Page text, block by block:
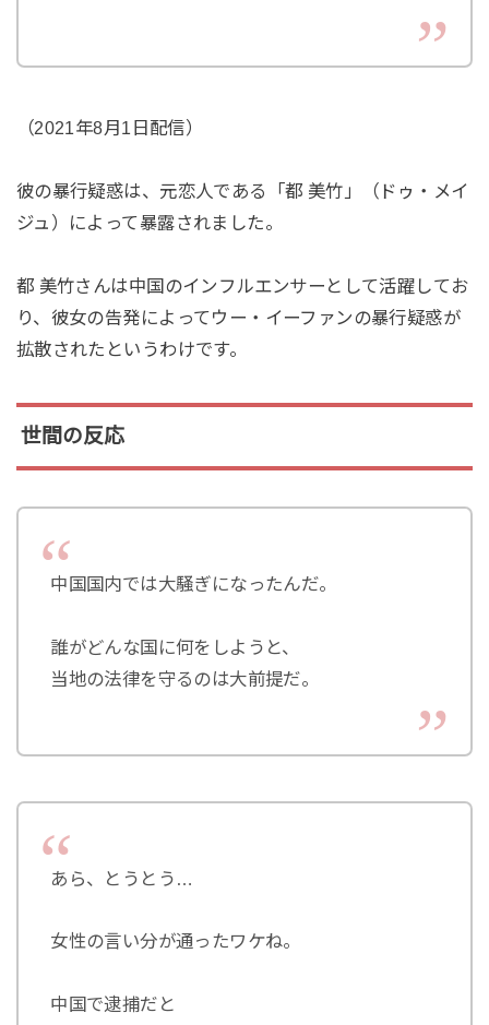
（2021年8月1日配信）
彼の暴行疑惑は、元恋人である「都 美竹」（ドゥ・メイ
ジュ）によって暴露されました。
都 美竹さんは中国のインフルエンサーとして活躍してお
り、彼女の告発によってウー・イーファンの暴行疑惑が
拡散されたというわけです。
世間の反応
中国国内では大騒ぎになったんだ。
誰がどんな国に何をしようと、
当地の法律を守るのは大前提だ。
あら、とうとう…
女性の言い分が通ったワケね。
中国で逮捕だと